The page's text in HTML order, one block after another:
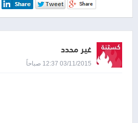
غير محدد
03/11/2015 12:37 صباحاً